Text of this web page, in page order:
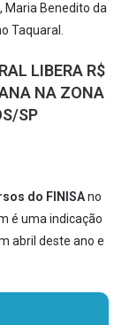
Maria Benedito da
Taquaral.
LIBERA R$
NA ZONA
SP
do FINISAno
é uma indicação
abril deste ano e